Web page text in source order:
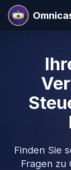
Finden Sie
Fragen zu